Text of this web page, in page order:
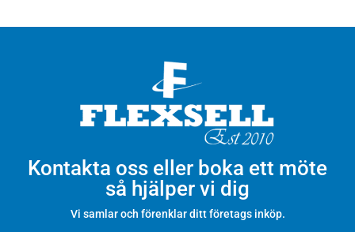
Kontakta oss eller boka ett möte
så hjälper vi dig
Vi samlar och förenklar ditt företags inköp.